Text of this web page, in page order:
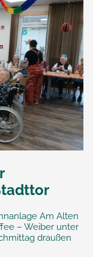
Am Alten
– Weiber unter
draußen